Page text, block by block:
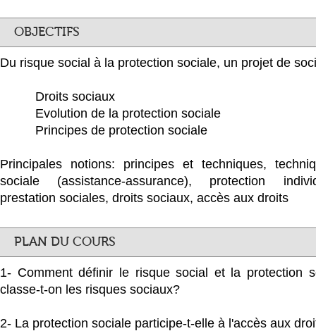
OBJECTIFS
Du risque social à la protection sociale, un projet de
Droits sociaux
Evolution de la protection sociale
Principes de protection sociale
Principales notions: principes et techniques,
sociale (assistance-assurance), protection
prestation sociales, droits sociaux, accès aux droits
PLAN DU COURS
1- Comment définir le risque social et la protection
classe-t-on les risques sociaux?
2- La protection sociale participe-t-elle à l'accès aux